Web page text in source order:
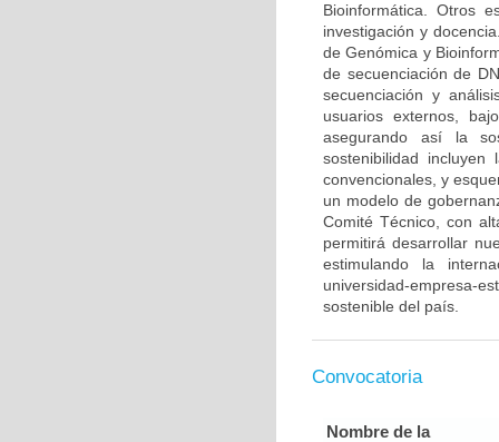
Bioinformática. Otros
investigación y
de Genómica y
de secuenciación de
secuenciación y
usuarios externos,
asegurando así la
sostenibilidad
convencionales, y
un modelo de
Comité Técnico, con
permitirá desarrollar
estimulando la
universidad-empresa-
sostenible del país.
Convocatoria
Nombre de la